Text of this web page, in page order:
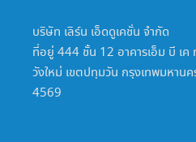
บริษัท เลิร์น เอ็ดดูเคชั่น จำกัด
ที่อยู่ 444 ชั้น 12 อาคารเอ็ม บี เค
วังใหม่ เขตปทุมวัน กรุงเทพมหา
4569